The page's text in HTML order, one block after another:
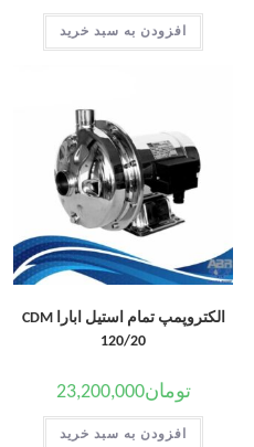
افزودن به سبد خرید
الکتروپمپ تمام استیل ابارا CDM
120/20
تومان23,200,000
افزودن به سبد خرید